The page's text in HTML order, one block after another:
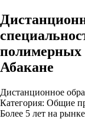
полимерных
Абакане
Дистанционное
Категория: Общие
Более 5 лет на рынке